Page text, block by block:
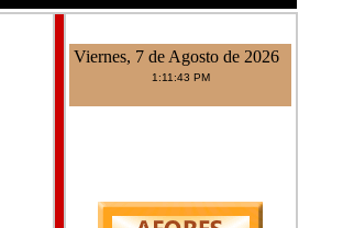
Viernes, 7 de Agosto de 2026
1:11:43 PM